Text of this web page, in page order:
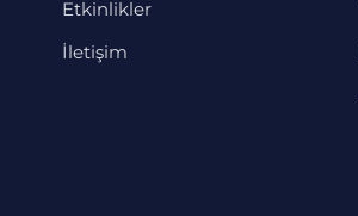
Etkinlikler
İletişim